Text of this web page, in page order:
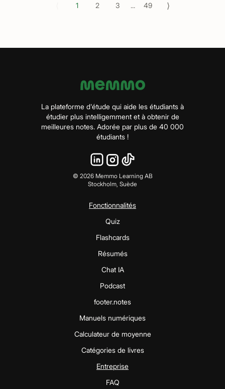
1 2 3 ... 49 ⟩
La plateforme d'étude qui aide les étudiants à
étudier plus intelligemment et à obtenir de
meilleures notes. Adorée par plus de 40 000
étudiants !
© 2026Memmo Learning AB
Stockholm, Suède
Fonctionnalités
Quiz
Flashcards
Résumés
Chat IA
Podcast
footer.notes
Manuels numériques
Calculateur de moyenne
Catégories de livres
Entreprise
FAQ